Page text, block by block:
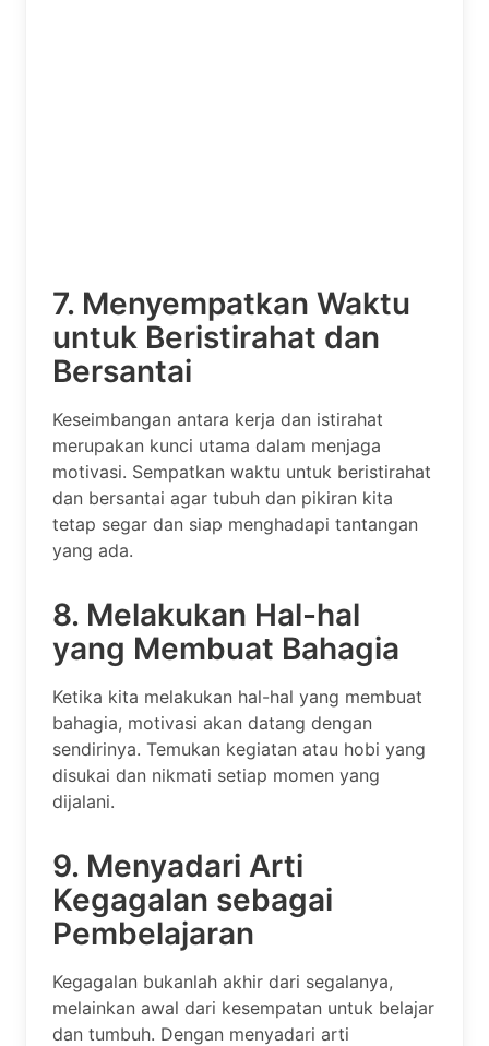
7. Menyempatkan Waktu
untuk Beristirahat dan
Bersantai
Keseimbangan antara kerja dan istirahat
merupakan kunci utama dalam menjaga
motivasi. Sempatkan waktu untuk beristirahat
dan bersantai agar tubuh dan pikiran kita
tetap segar dan siap menghadapi tantangan
yang ada.
8. Melakukan Hal-hal
yang Membuat Bahagia
Ketika kita melakukan hal-hal yang membuat
bahagia, motivasi akan datang dengan
sendirinya. Temukan kegiatan atau hobi yang
disukai dan nikmati setiap momen yang
dijalani.
9. Menyadari Arti
Kegagalan sebagai
Pembelajaran
Kegagalan bukanlah akhir dari segalanya,
melainkan awal dari kesempatan untuk belajar
dan tumbuh. Dengan menyadari arti